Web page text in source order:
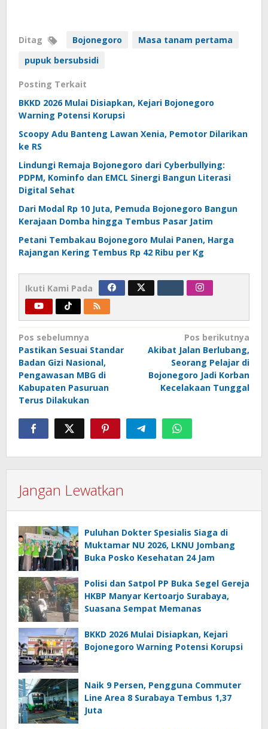
Ditag Bojonegoro
Masa tanam pertama
pupuk bersubsidi
Posting Terkait
BKKD 2026 Mulai Disiapkan, Kejari Bojonegoro
Warning Potensi Korupsi
Scoopy Adu Banteng Lawan Xenia, Pemotor Dilarikan
ke RS
Lindungi Remaja Bojonegoro dari Cyberbullying:
PDPM, Kominfo dan EMCL Sinergi Bangun Literasi
Digital Sehat
Dari Modal Rp 10 Juta, Pemuda Bojonegoro Bangun
Kerajaan Domba hingga Tembus Pasar Jatim
Petani Tembakau Bojonegoro Mulai Panen, Harga
Rajangan Kering Tembus Rp 42 Ribu per Kg
Ikuti Kami Pada
Navigasi
pos
Pos sebelumnya
Pastikan Sesuai Standar
Badan Gizi Nasional,
Pengawasan MBG di
Kabupaten Pasuruan
Terus Dilakukan
Pos berikutnya
Akibat Jalan Berlubang,
Seorang Pelajar di
Bojonegoro Jadi Korban
Kecelakaan Tunggal
Jangan Lewatkan
Puluhan Dokter Spesialis Siaga di
Muktamar NU 2026, LKNU Jombang
Buka Posko Kesehatan 24 Jam
Polisi dan Satpol PP Buka Segel Gereja
HKBP Manyar Kertoarjo Surabaya,
Suasana Sempat Memanas
BKKD 2026 Mulai Disiapkan, Kejari
Bojonegoro Warning Potensi Korupsi
Naik 9 Persen, Pengguna Commuter
Line Area 8 Surabaya Tembus 1,37
Juta